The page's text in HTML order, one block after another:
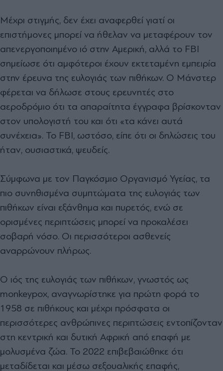
Μέχρι στιγμής, δεν έχει αναφερθεί γιατί οι
επιστήμονες μπορεί να ήθελαν να μεταφέρουν τον
απενεργοποιημένο ιό στην Αμερική, αλλά το FBI
σημείωσε ότι αμφότεροι έχουν εκτεταμένη εμπειρία
στην έρευνα της ευλογιάς των πιθήκων. Ο Μάνστερ
φέρεται να δήλωσε στους ερευνητές στο
αεροδρόμιο ότι τα απαραίτητα έγγραφα βρίσκονταν
στον υπολογιστή του και ότι «τα κάνει αυτά
συνέχεια». Το FBI, ωστόσο, είπε ότι οι δηλώσεις του
ήταν, ουσιαστικά, ψευδείς.
Σύμφωνα με τον Παγκόσμιο Οργανισμό Υγείας, τα
πιο συνηθισμένα συμπτώματα της ευλογιάς των
πιθήκων είναι εξάνθημα και πυρετός, ενώ σε
ορισμένες περιπτώσεις μπορεί να προκαλέσει
σοβαρή νόσο. Οι περισσότεροι ασθενείς
αναρρώνουν πλήρως.
Ο ιός της ευλογιάς των πιθήκων, γνωστός ως
monkeypox, αναγνωρίστηκε για πρώτη φορά το
1958 σε πιθήκους και μέχρι πρόσφατα οι
περισσότερες ανθρώπινες περιπτώσεις εντοπίζονταν
στη κεντρική και δυτική Αφρική από επαφή με
μολυσμένα ζώα. Το 2022 επιβεβαιώθηκε ότι
μεταδίδεται και μέσω σεξουαλικής επαφής,